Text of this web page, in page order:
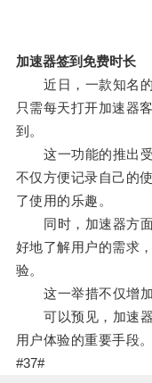
加速器签到免费时长
近日，一款知名的
只需每天打开加速器
到。
这一功能的推出受
不仅方便记录自己的
了使用的乐趣。
同时，加速器方面
好地了解用户的需求
验。
这一举措不仅增加
可以预见，加速器
用户体验的重要手段。
#37#